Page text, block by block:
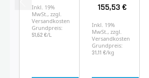
Inkl. 19%
MwSt., zzgl.
Versandkosten
Grundpreis:
51,62 €/L
155,53 €
Inkl. 19%
MwSt., zzgl.
Versandkosten
Grundpreis:
31,11 €/kg